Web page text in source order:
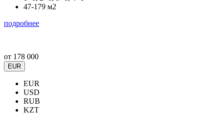
47-179 м2
подробнее
от 178 000
EUR
EUR
USD
RUB
KZT